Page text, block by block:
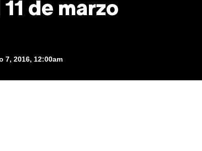
de marzo
7, 2016, 12:00am